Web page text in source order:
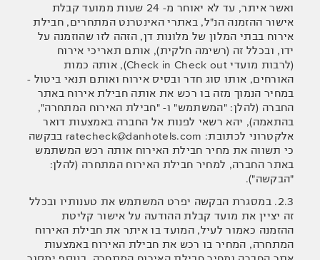
ואשר איתר, עד לא יאוחר מ- 24 שעות ממועד קבלת
אישור ההזמנה הנ"ל, באתרי האינטרנט המתחרים, חבילת
אירוח בבתי המלון של מלונות דן, הזהה לזו שהוזמנה על
ידו, ובכלל זה (רשימה חלקית), אותם תאריכי אירוח
(לרבות מועדי Check in Check out), אותה כמות
האורחים, אותו סוג חדר ובסיס אירוח ואותם תנאי ביטול -
במחיר הנמוך מזה בו רכש את אותה חבילת אירוח באתר
החברה (להלן: "המשתמש" ו- "חבילת האירוח המתחרה",
בהתאמה), יהא רשאי לפנות אל החברה באמצעות דואר
אלקטרוני לכתובת: ratecheck@danhotels.com בבקשה
כי תשווה את מחיר חבילת האירוח אותה רכש המשתמש
באתר החברה, למחיר חבילת האירוח המתחרה (להלן:
"הבקשה").
2.3. במסגרת הבקשה יפרט המשתמש את טענותיו ובכלל
זה יציין את מועד קבלת ההודעה על אישור קליטת
ההזמנה כאמור לעיל, המועד בו איתר את חבילת האירוח
המתחרה, המחיר בו רכש את חבילת האירוח באמצעות